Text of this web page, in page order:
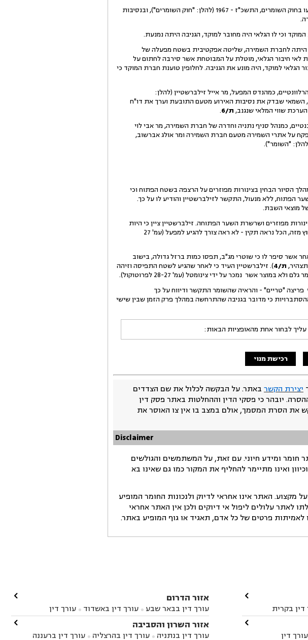
5. לטענת התובעת, אחריותה של חברת השמירה הינה אחריות שומר שכר, כמשמעו בחוק השומרים, התשכ"ז - 1967 (להלן: "חוק השומרים"), ובנסיבות
וכי לו הגלאי היה מחובר למוקד, הגניבה היתה נמנעת.
היתה לחברת השמירה, שליטה אפקטיבית בשטח מפעלה של
לאי חיבור הגלאי, מוטלת על המבוטחת אשר סירבה לחתום על
למוקד, היה מונע את הגניבה. לחלופין טוענת חברת המוקד כי
כמהנדס המפעל, מר אייל זילברשטיין (להלן:
השמאי שבדק את נסיבות האירוע מטעם התובעת וערך את דו"ח
שווי המלאי שנגנב, ת/6 .
כמנהל סניף נתניה וחדרה של חברת השמירה, מר אבי לוי
על אתרי השמירה מטעם חברת השמירה ומר אולג אברשוב,
"השומר").
שיגרתי, בשטח המפעל ובמהלך הסיור הבחין בצינורות מפוזרים על הרצפה בשטח הפתוח וכי
הפתוח, ללא מנעול, התקשר לזילברשטיין והודיע לו על כך.
מוצאי השבת.
מפוזרים ושרשרת השער הפתוחה. זילברשטיין ציין כי היות
והשומר מסר לו שגלילי המתכת שהוצבו לפני השער, לשם חסימתו, נמצאים במקומם וחוץ מזה, הכל נראה תקין - לא ראה צורך להגיע למפעל (עמ' 27
ה- 23.5.04, קיבל הודעה מבעל מפעל אחר אשר סיפר לו כי שוטרי מג"ב, תפסו כמות ברזל גדולה, בישוב
ת/4 ). זילברשטיין העיד כי לאחר שהגיע לשטח התפיסה וזיהה
אשר נמכר על ידי צינומטל (עמ' 28-27 לפרוטוקול).
פריצה "טריים" - והראיה שהשומר התקשר ודיווח על כך
כי מדובר בגניבה שהתרחשה במהלך פרק הזמן שבין שישי
עליך לבחור אחת מהאופציות הבאות:
רכישת מנוי
יצירת הקשר באתר. על הבקשה לכלול את שם הצדדים
יובהר כי פסקי הדין וההחלטות באתר פסק דין
את הסרת המסמך, אולם במצב בו אין צו האוסר את
Disclaimer
חומר ומידע חיוני. עם זאת, על המשתמשים והגולשים
ואינו מתיימר להחליף את המקור כמו גם שאינו בא
האתר אינו אחראי לדיוק ולנכונות החומר המופיע
לאתר עלולים ליפול אי דיוקים ולכן אין האתר אחראי
פרטים של כל אדם, תאגיד או גוף המופיע באתר.
דין בקרית
עורך דין

עורך דין

אזור הדרום
עורך דין בבאר שבע  עורך דין באשדוד 
עורך דין
באשקלון
עורך דין בבאר טוביה עורך דין בגן יבנה
עורך דין בניר הבנים עורך דין בערד

אזור השרון והסביבה
עורך דין בנתניה  עורך דין בהרצליה  עורך דין ברעננה
